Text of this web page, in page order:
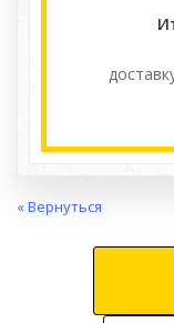
« Вернуться